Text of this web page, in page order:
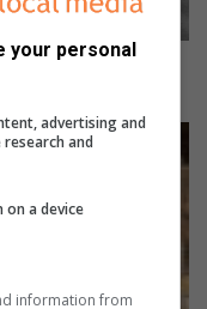
lid van die Tweede
your personal
advertising and
and
a device
information from